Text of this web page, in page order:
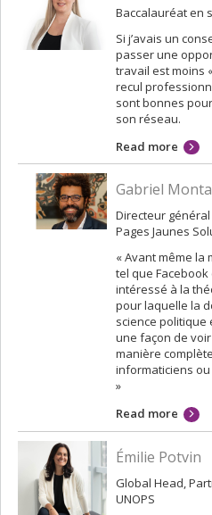
Baccalauréat en
Si j’avais un
passer une
travail est moins
recul
sont bonnes
son réseau.
Read more
Gabriel
Directeur
Pages Jaunes
« Avant même
tel que Facebook
intéressé à la
pour laquelle la
science politique
une façon de
manière
informaticiens
»
Read more
Émilie Potvin
Global Head,
UNOPS